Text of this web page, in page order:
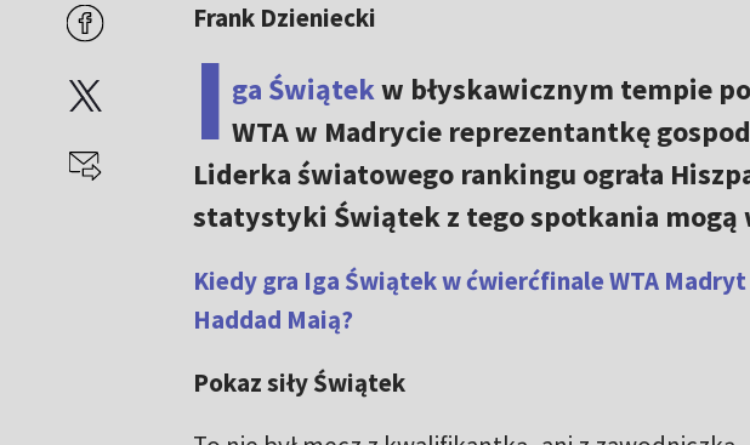
Frank Dzieniecki
I ga Świątekw błyskawicznym tempie
WTA w Madrycie reprezentantkę
Liderka światowego rankingu ograła
statystyki Świątek z tego spotkania mogą
Kiedy gra Iga Świątek w ćwierćfinale WTA
Haddad Maią?
Pokaz siły Świątek